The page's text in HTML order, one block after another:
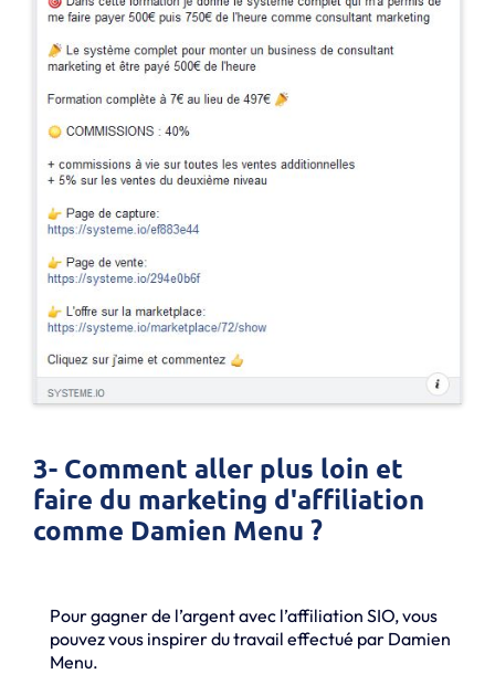
3- Comment aller plus loin et
faire du marketing d'affiliation
comme Damien Menu ?
Pour gagner de l’argent avec l’affiliation SIO, vous
pouvez vous inspirer du travail effectué par Damien
Menu.